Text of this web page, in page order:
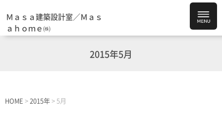
Ｍａｓａ建築設計室／Ｍａｓ
ａｈｏｍｅ㈱
2015年5月
HOME > 2015年 > 5月